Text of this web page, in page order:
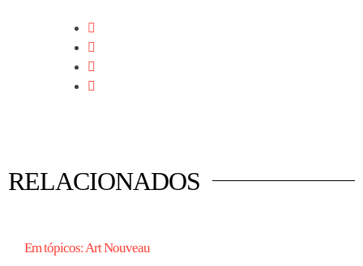
RELACIONADOS
Em tópicos: Art Nouveau